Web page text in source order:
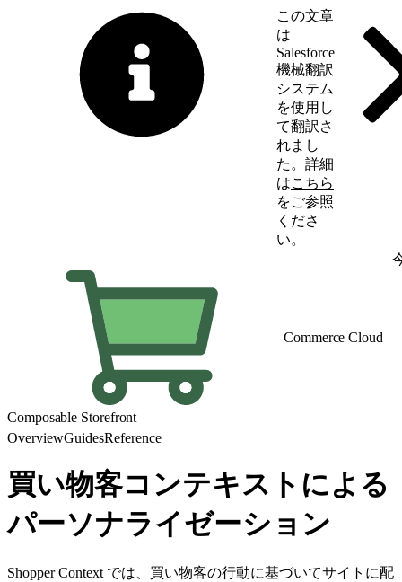
この文章
は
Salesforce
機械翻訳
システム
を使用し
て翻訳さ
れまし
た。詳細
はこちら
をご参照
くださ
い。
Commerce Cloud
Composable Storefront
OverviewGuidesReference
買い物客コンテキストによる
パーソナライゼーション
Shopper Context では、買い物客の行動に基づいてサイトに配